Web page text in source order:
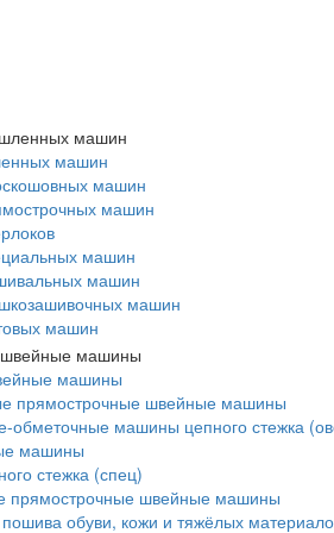
машин
машин
машин
машин
машин
машин
машин
машины
прямострочные швейные машины
обметочные машины цепного стежка
машины
стежка (спец)
прямострочные швейные машины
обуви, кожи и тяжёлых